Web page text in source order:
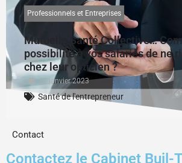
Professionnels et Entreprises
Mutuelle Santé Collective…
possibilité à vos salariés de ne
chez leur opticien ?
• 27 janvier 2023
Santé de l'entrepreneur
Contact
Contactez le Cabinet Buil-